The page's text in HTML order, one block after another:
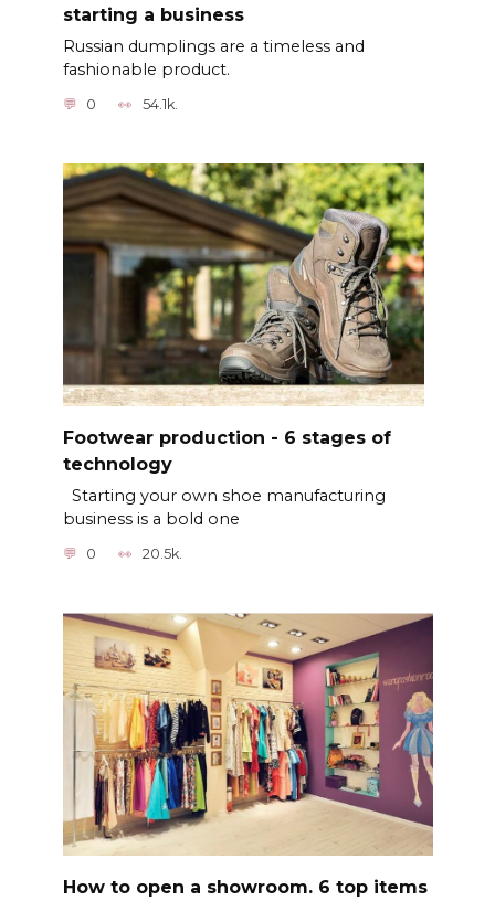
starting a business
Russian dumplings are a timeless and
fashionable product.
0 54.1k.
Footwear production - 6 stages of
technology
Starting your own shoe manufacturing
business is a bold one
0 20.5k.
How to open a showroom. 6 top items